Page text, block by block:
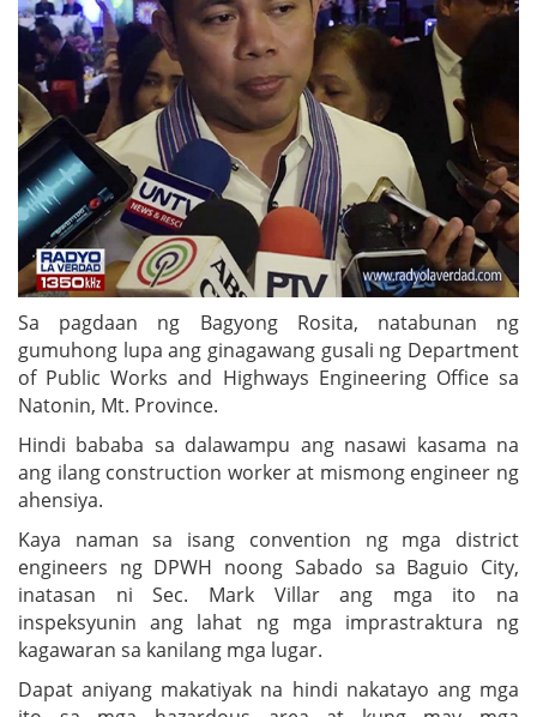
Sa pagdaan ng Bagyong Rosita, natabunan ng
gumuhong lupa ang ginagawang gusali ng Department
of Public Works and Highways Engineering Office sa
Natonin, Mt. Province.
Hindi bababa sa dalawampu ang nasawi kasama na
ang ilang construction worker at mismong engineer ng
ahensiya.
Kaya naman sa isang convention ng mga district
engineers ng DPWH noong Sabado sa Baguio City,
inatasan ni Sec. Mark Villar ang mga ito na
inspeksyunin ang lahat ng mga imprastraktura ng
kagawaran sa kanilang mga lugar.
Dapat aniyang makatiyak na hindi nakatayo ang mga